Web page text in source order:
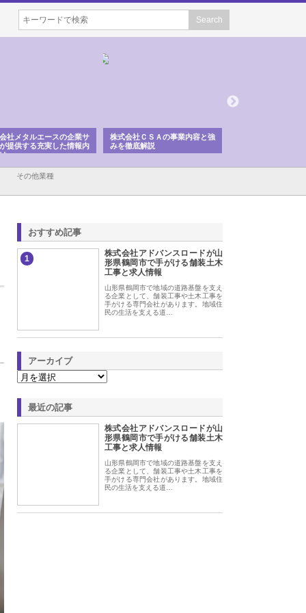
株式会社ＣＳＡの事業内容と強
みを徹底解説
株式会社山形道路が手がける舗
装工事と土木技術の全容
その他業種
おすすめ記事
1
株式会社アドバンスロードが山
形県鶴岡市で手がける舗装土木
工事と求人情報
山形県鶴岡市で地域の道路基盤を支え
る企業として、舗装工事や土木工事を
手がける専門会社があります。地域住
民の生活を支える道…
アーカイブ
最近の記事
株式会社アドバンスロードが山
形県鶴岡市で手がける舗装土木
工事と求人情報
山形県鶴岡市で地域の道路基盤を支え
る企業として、舗装工事や土木工事を
手がける専門会社があります。地域住
民の生活を支える道…